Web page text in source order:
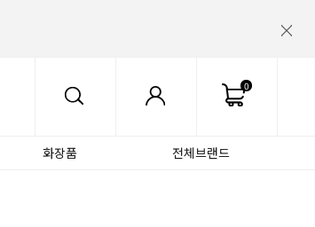
0
화장품 전체브랜드